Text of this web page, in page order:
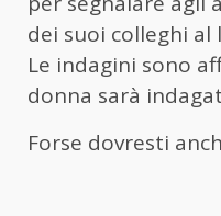
dei suoi colleghi al
Le indagini sono
donna sarà
Forse dovresti